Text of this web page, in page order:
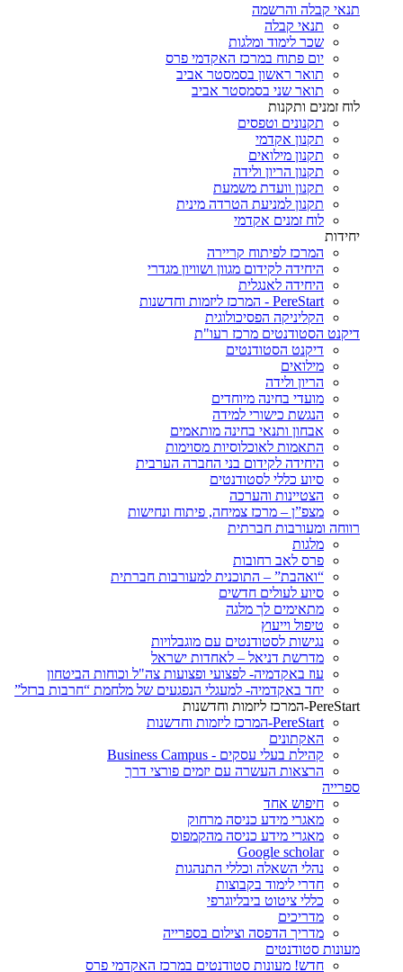
תנאי קבלה והרשמה
תנאי קבלה
שכר לימוד ומלגות
יום פתוח במרכז האקדמי פרס
תואר ראשון בסמסטר אביב
תואר שני בסמסטר אביב
לוח זמנים ותקנות
תקנונים וטפסים
תקנון אקדמי
תקנון מילואים
תקנון הריון ולידה
תקנון וועדת משמעת
תקנון למניעת הטרדה מינית
לוח זמנים אקדמי
יחידות
המרכז לפיתוח קריירה
היחידה לקידום מגוון ושוויון מגדרי
היחידה לאנגלית
PereStart - המרכז ליזמות וחדשנות
הקליניקה הפסיכולוגית
דיקנט הסטודנטים מרכז רעו"ת
דיקנט הסטודנטים
מילואים
הריון ולידה
מועדי בחינה מיוחדים
הנגשת כישורי למידה
אבחון ותנאי בחינה מותאמים
התאמות לאוכלוסיות מסוימות
היחידה לקידום בני החברה הערבית
סיוע כללי לסטודנטים
הצטיינות והערכה
מצפ”ן – מרכז צמיחה, פיתוח ונחישות
רווחה ומעורבות חברתית
מלגות
פרס לאב רחובות
“ואהבת” – התוכנית למעורבות חברתית
סיוע לעולים חדשים
מתאימים לך מלגה
טיפול וייעוץ
נגישות לסטודנטים עם מוגבלויות
מדרשת דניאל – לאחדות ישראל
עוז באקדמיה- לפצועי ופצועות צה"ל וכוחות הביטחון
יחד באקדמיה- למעגלי הנפגעים של מלחמת “חרבות ברזל”
PereStart-המרכז ליזמות וחדשנות
PereStart-המרכז ליזמות וחדשנות
האקתונים
קהילת בעלי עסקים - Business Campus
הרצאות העשרה עם יזמים פורצי דרך
ספרייה
חיפוש אחד
מאגרי מידע כניסה מרחוק
מאגרי מידע כניסה מהקמפוס
Google scholar
נהלי השאלה וכללי התנהגות
חדרי לימוד בקבוצות
כללי ציטוט ביבליוגרפי
מדריכים
מדריך הדפסה וצילום בספרייה
מעונות סטודנטים
חדש! מעונות סטודנטים במרכז האקדמי פרס